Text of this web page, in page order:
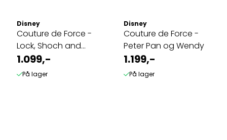
Disney
Couture de Force -
Lock, Shoch and
Barell
1.099,-
På lager
Disney
Couture de Force -
Peter Pan og Wendy
1.199,-
På lager